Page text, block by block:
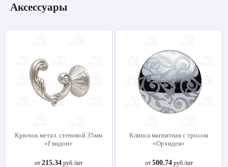
Аксессуары
Крючок метал. стеновой 35мм
«Гвидон»
от215.34 руб./шт
Клипса магнитная с тросом
«Орхидея»
от 500.74руб./шт